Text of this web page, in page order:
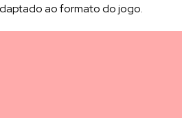
ao formato do jogo.